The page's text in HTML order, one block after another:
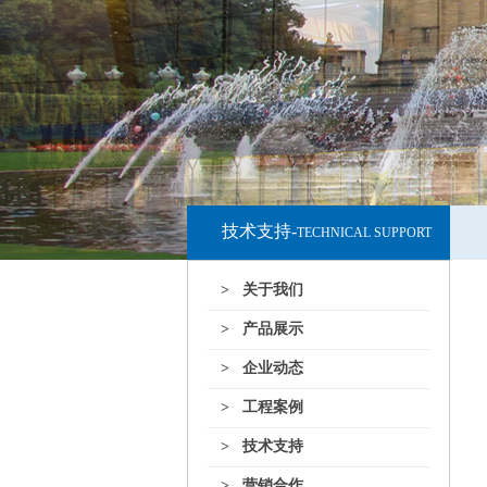
> 关于我们
> 产品展示
> 企业动态
> 工程案例
> 技术支持
技术支持-TECHNICAL SUPPORT